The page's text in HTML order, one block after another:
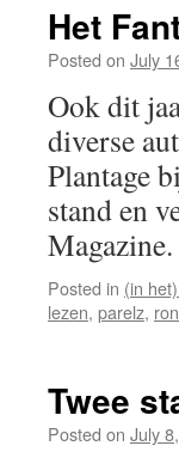
Het
Posted on July
Ook dit
diverse
Plantage
stand en
Posted in (in
lezen, parelz,
Twee
Posted on July